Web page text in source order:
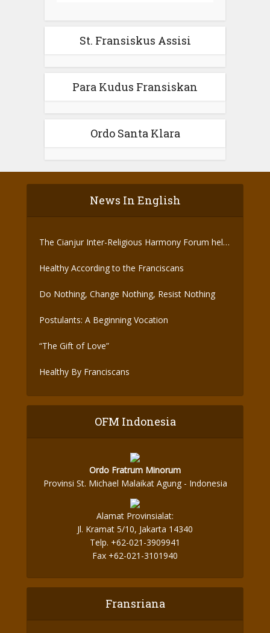
St. Fransiskus Assisi
Para Kudus Fransiskan
Ordo Santa Klara
News In English
The Cianjur Inter-Religious Harmony Forum held
Healthy According to the Franciscans
Do Nothing, Change Nothing, Resist Nothing
Postulants: A Beginning Vocation
“The Gift of Love”
Healthy By Franciscans
OFM Indonesia
Ordo Fratrum Minorum
Provinsi St. Michael Malaikat Agung - Indonesia
Alamat Provinsialat:
Jl. Kramat 5/10, Jakarta 14340
Telp. +62-021-3909941
Fax +62-021-3101940
Fransriana